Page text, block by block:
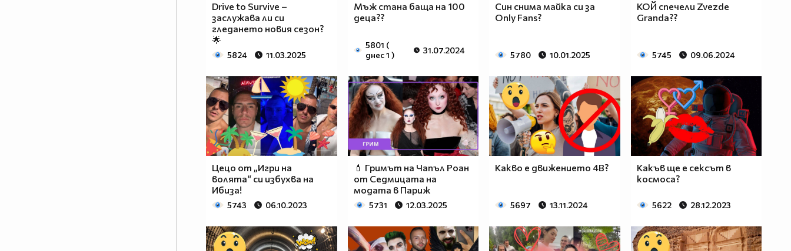
Drive to Survive –
заслужава ли си
гледането новия сезон?
🌟
5824 11.03.2025
Мъж стана баща на 100
деца??
5801 (
днес 1 )
31.07.2024
Син снима майка си за
Only Fans?
5780 10.01.2025
КОЙ спечели Zvezde
Granda??
5745 09.06.2024
Цецо от „Игри на
волята“ си избухва на
Ибиза!
5743 06.10.2023
💄 Гримът на Чапъл Роан
от Седмицата на
модата в Париж
5731 12.03.2025
Какво е движението 4B?
5697 13.11.2024
Какъв ще е сексът в
космоса?
5622 28.12.2023